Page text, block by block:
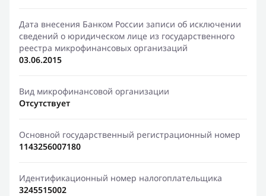
Дата внесения Банком России записи об исключении
сведений о юридическом лице из государственного
реестра микрофинансовых организаций
03.06.2015
Вид микрофинансовой организации
Отсутствует
Основной государственный регистрационный номер
1143256007180
Идентификационный номер налогоплательщика
3245515002